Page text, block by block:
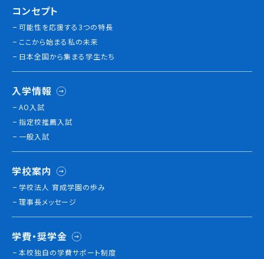
コンセプト
可能性を応援する3つの特長
ここから始まる私の未来
日本全国から集まる学生たち
入学情報
AO入試
指定校推薦入試
一般入試
学校案内
学校法人 育成学園の歩み
理事長メッセージ
学費・奨学金
本校独⾃の学費サポート制度